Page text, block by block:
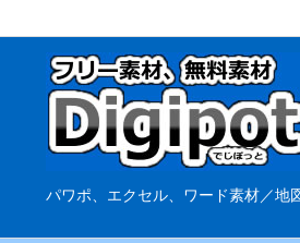
パワポ、エクセル、ワード素材／地